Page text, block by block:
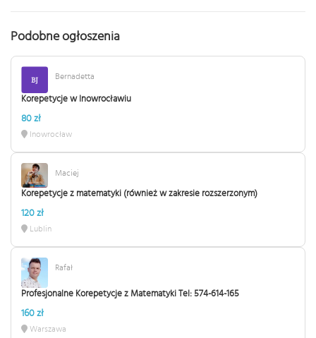
Podobne ogłoszenia
Bernadetta
Korepetycje w Inowrocławiu
80 zł
Inowrocław
Maciej
Korepetycje z matematyki (również w zakresie rozszerzonym)
120 zł
Lublin
Rafał
Profesjonalne Korepetycje z Matematyki Tel: 574-614-165
160 zł
Warszawa